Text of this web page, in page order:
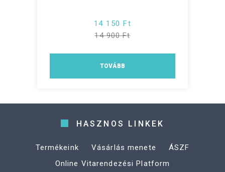
14 150 Ft
14 900 Ft
TOVÁBB
HASZNOS LINKEK
Termékeink Vásárlás menete
ÁSZF
Online Vitarendezési Platform